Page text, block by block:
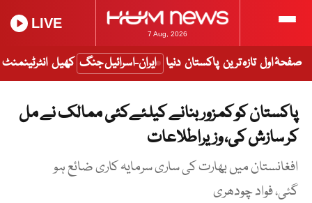
7 Aug, 2026
LIVE
صفحۂ اول تازہ ترین پاکستان دنیا ایران-اسرائیل جنگ کھیل انٹرٹینمنٹ
پاکستان کو کمزور بنانے کیلئےکئی ممالک نے مل
کر سازش کی، وزیراطلاعات
افغانستان میں بھارت کی ساری سرمایہ کاری ضائع ہو
گئی، فواد چودھری